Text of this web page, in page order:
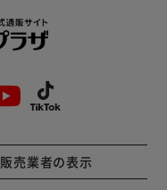
売業者の表示